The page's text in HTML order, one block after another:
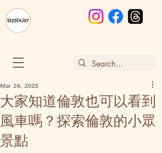
大家知道倫敦也可以看到
風車嗎？探索倫敦的小眾
景點
Mar 24, 2025